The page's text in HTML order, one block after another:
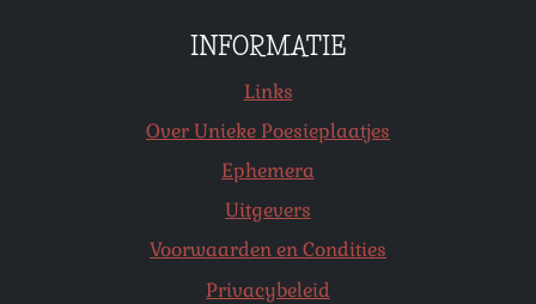
INFORMATIE
Links
Over Unieke Poesieplaatjes
Ephemera
Uitgevers
Voorwaarden en Condities
Privacybeleid